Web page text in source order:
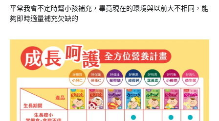
平常我會不定時幫小孩補充，畢竟現在的環境與以前大不相同，能
夠即時適量補充欠缺的